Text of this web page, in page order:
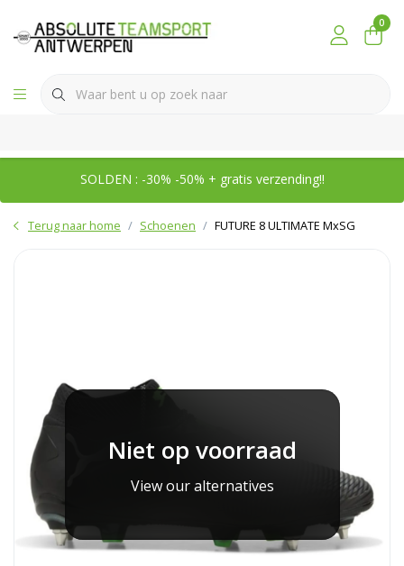
0
SOLDEN : -30% -50% + gratis verzending!!
Terug naar home Schoenen FUTURE 8 ULTIMATE MxSG
Niet op voorraad
View our alternatives